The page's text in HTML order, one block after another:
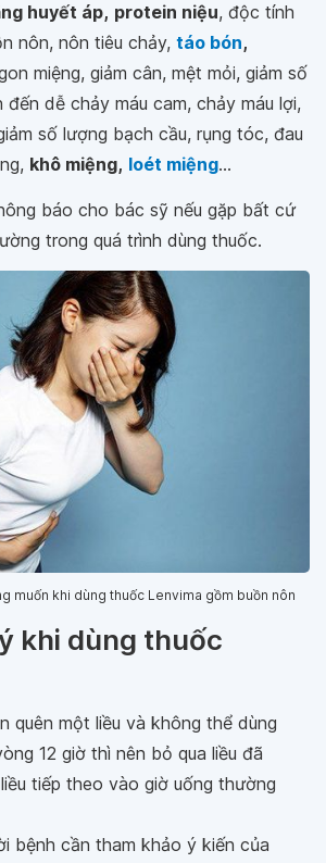
huyết áp, protein niệu, độc tính
nôn, nôn tiêu chảy, táo bón,
miệng, giảm cân, mệt mỏi, giảm số
đến dễ chảy máu cam, chảy máu lợi,
số lượng bạch cầu, rụng tóc, đau
khô miệng, loét miệng...
báo cho bác sỹ nếu gặp bất cứ
trong quá trình dùng thuốc.
muốn khi dùng thuốc Lenvima gồm buồn nôn
khi dùng thuốc
quên một liều và không thể dùng
12 giờ thì nên bỏ qua liều đã
tiếp theo vào giờ uống thường
bệnh cần tham khảo ý kiến của